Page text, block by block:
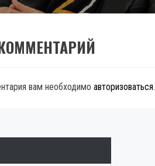
вам необходимо авторизоваться.